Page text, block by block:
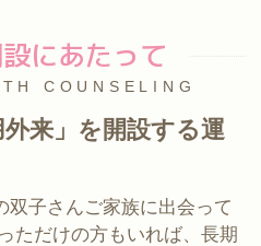
にあたって
COUNSELING
来」を開設する運
双子さんご家族に出会って
ただけの方もいれば、長期